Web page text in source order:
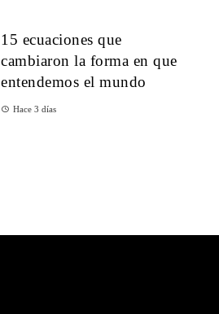
15 ecuaciones que
cambiaron la forma en que
entendemos el mundo
Hace 3 días